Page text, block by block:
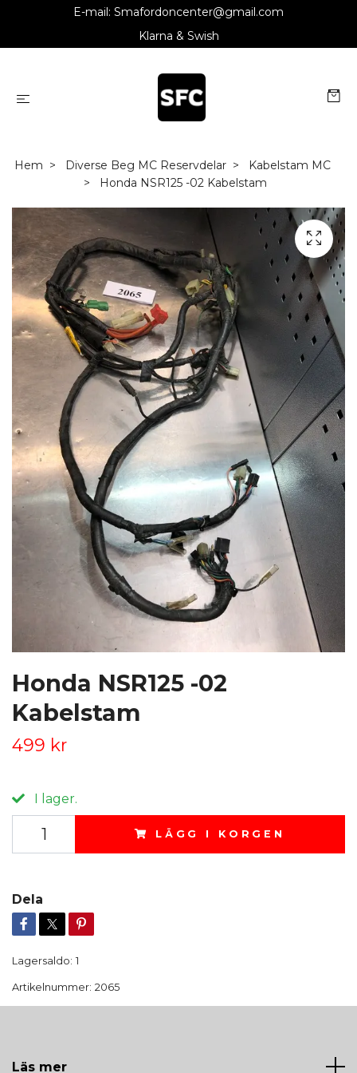
E-mail: Smafordoncenter@gmail.com
Klarna & Swish
Hem Diverse Beg MC Reservdelar
Kabelstam MC
Honda NSR125 -02 Kabelstam
Honda NSR125 -02
Kabelstam
499 kr
I lager.
LÄGG I KORGEN
Dela
Lagersaldo: 1
Artikelnummer: 2065
Läs mer